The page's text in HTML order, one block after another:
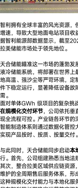
智利拥有全球丰富的风光资源，
增速，导致大型地面电站项目收
据智利能源部数据显示，截至
拉美储能市场处于领先地位。
天合储能瞄准这一市场的蓬勃
液冷储能系统，将部署在世界
地高温、强沙尘等严苛环境，
件下稳定运行，显著降低设备故
需。
面对单体GWh 级项目的复杂挑
在规模化交付环节，公司依托垂
现全流程可控。产业链各环节的
智能制造体系则通过数据化管控
实现产品按时、按质、按量交付。
与此同时，天合储能同步启动本
行。首先，公司组建熟悉当地
其次，整合拉美区域供应链资源
维护的全周期售后服务体系，
这种规模化交付能力与本地化服